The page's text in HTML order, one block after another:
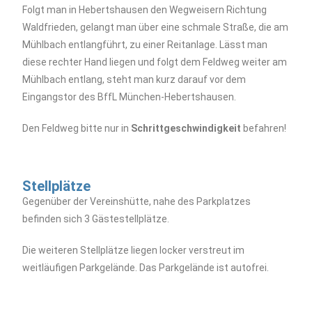
Folgt man in Hebertshausen den Wegweisern Richtung
Waldfrieden, gelangt man über eine schmale Straße, die am
Mühlbach entlangführt, zu einer Reitanlage. Lässt man
diese rechter Hand liegen und folgt dem Feldweg weiter am
Mühlbach entlang, steht man kurz darauf vor dem
Eingangstor des BffL München-Hebertshausen.
Den Feldweg bitte nur in Schrittgeschwindigkeit befahren!
Stellplätze
Gegenüber der Vereinshütte, nahe des Parkplatzes
befinden sich 3 Gästestellplätze.
Die weiteren Stellplätze liegen locker verstreut im
weitläufigen Parkgelände. Das Parkgelände ist autofrei.